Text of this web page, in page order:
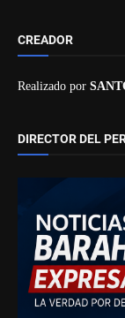
CREADOR
Realizado por
DIRECTOR DEL